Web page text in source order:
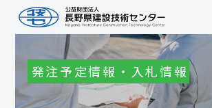
発注予定情報・入札情報